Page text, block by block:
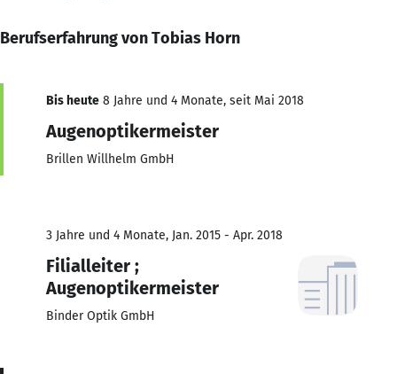
Berufserfahrung von Tobias Horn
Bis heute 8 Jahre und 4 Monate, seit Mai 2018
Augenoptikermeister
Brillen Willhelm GmbH
3 Jahre und 4 Monate, Jan. 2015 - Apr. 2018
Filialleiter ;
Augenoptikermeister
Binder Optik GmbH